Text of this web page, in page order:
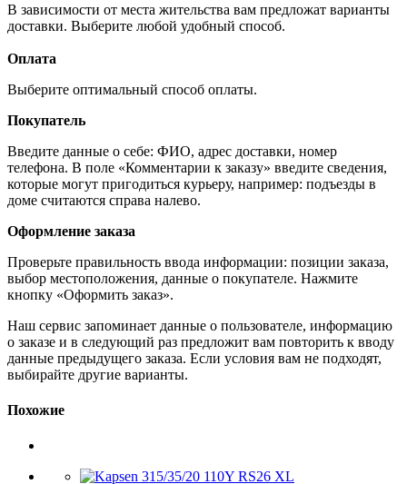
В зависимости от места жительства вам предложат варианты
доставки. Выберите любой удобный способ.
Оплата
Выберите оптимальный способ оплаты.
Покупатель
Введите данные о себе: ФИО, адрес доставки, номер
телефона. В поле «Комментарии к заказу» введите сведения,
которые могут пригодиться курьеру, например: подъезды в
доме считаются справа налево.
Оформление заказа
Проверьте правильность ввода информации: позиции заказа,
выбор местоположения, данные о покупателе. Нажмите
кнопку «Оформить заказ».
Наш сервис запоминает данные о пользователе, информацию
о заказе и в следующий раз предложит вам повторить к вводу
данные предыдущего заказа. Если условия вам не подходят,
выбирайте другие варианты.
Похожие